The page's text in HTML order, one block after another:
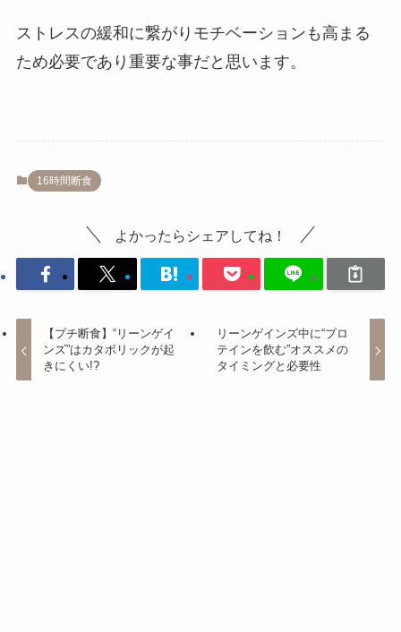
ストレスの緩和に繋がりモチベーションも高まる
ため必要であり重要な事だと思います。
16時間断食
よかったらシェアしてね！
【プチ断食】“リーンゲイ
ンズ”はカタボリックが起
きにくい!?
リーンゲインズ中に“プロ
テインを飲む”オススメの
タイミングと必要性